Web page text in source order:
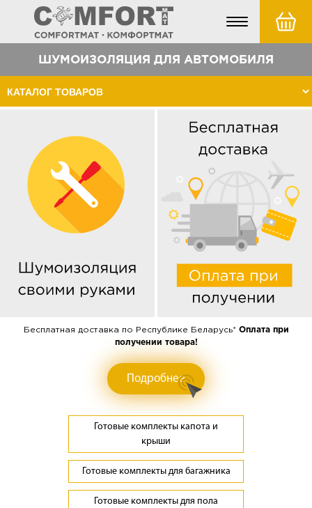
Toggle
ШУМОИЗОЛЯЦИЯ ДЛЯ АВТОМОБИЛЯ
Бесплатная доставка по Республике Беларусь* Оплата при
получении товара!
Подробнее
Готовые комплекты капота и
крыши
Готовые комплекты для багажника
Готовые комплекты для пола